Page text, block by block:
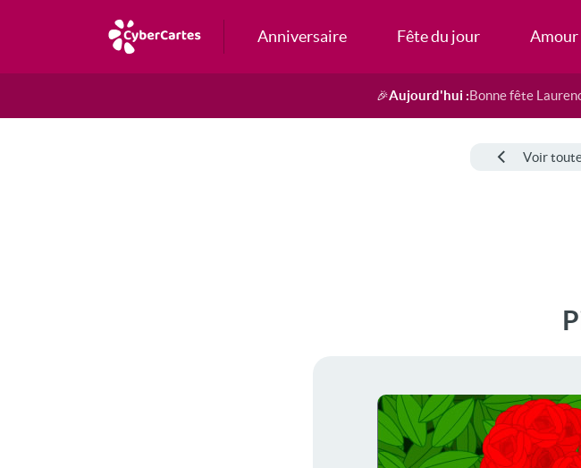
Anniversaire Fête du jour Amour
🎉Aujourd'hui :Bonne fête
Voir